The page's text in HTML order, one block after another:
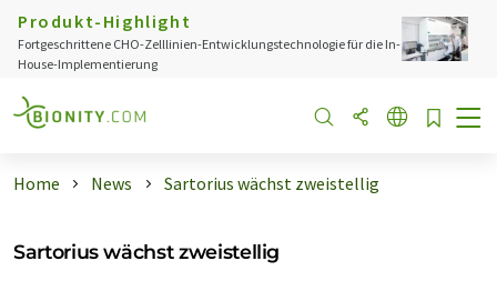
Produkt-Highlight
Fortgeschrittene CHO-Zelllinien-Entwicklungstechnologie für die In-
House-Implementierung
Home News Sartorius wächst zweistellig
Sartorius wächst zweistellig